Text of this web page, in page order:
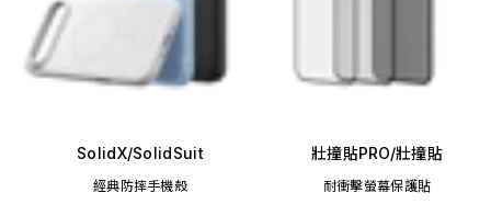
SolidX/SolidSuit
經典防摔手機殼
壯撞貼PRO/壯撞貼
耐衝擊螢幕保護貼